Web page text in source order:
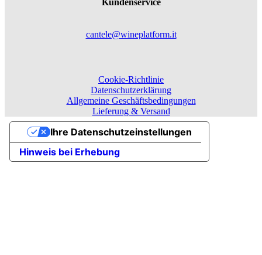
Kundenservice
cantele@wineplatform.it
Cookie-Richtlinie
Datenschutzerklärung
Allgemeine Geschäftsbedingungen
Lieferung & Versand
Hinweis bei Erhebung
Ihre Datenschutzeinstellungen